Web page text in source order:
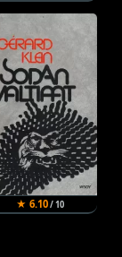
★ 6.10/ 10